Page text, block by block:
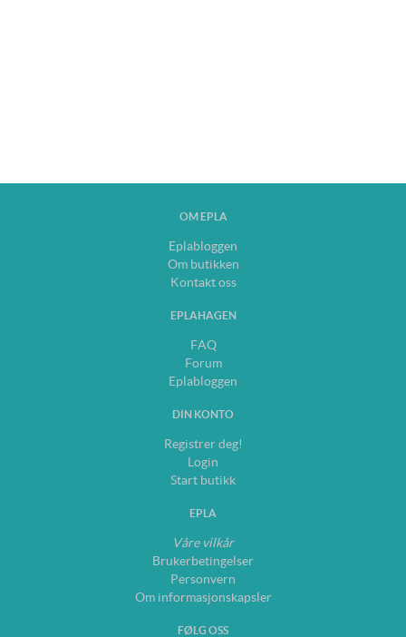
OM EPLA
Eplabloggen
Om butikken
Kontakt oss
EPLAHAGEN
FAQ
Forum
Eplabloggen
DIN KONTO
Registrer deg!
Login
Start butikk
EPLA
Våre vilkår
Brukerbetingelser
Personvern
Om informasjonskapsler
FØLG OSS